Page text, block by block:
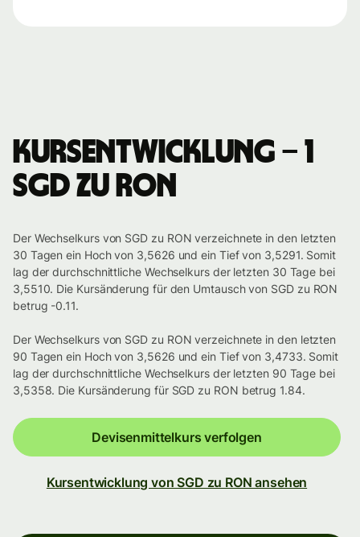
Kursentwicklung – 1
SGD zu RON
Der Wechselkurs von SGD zu RON verzeichnete in den letzten
30 Tagen ein Hoch von 3,5626 und ein Tief von 3,5291. Somit
lag der durchschnittliche Wechselkurs der letzten 30 Tage bei
3,5510. Die Kursänderung für den Umtausch von SGD zu RON
betrug -0.11.
Der Wechselkurs von SGD zu RON verzeichnete in den letzten
90 Tagen ein Hoch von 3,5626 und ein Tief von 3,4733. Somit
lag der durchschnittliche Wechselkurs der letzten 90 Tage bei
3,5358. Die Kursänderung für SGD zu RON betrug 1.84.
Devisenmittelkurs verfolgen
Kursentwicklung von SGD zu RON ansehen